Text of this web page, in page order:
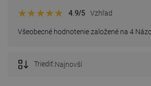
Všeobecné hodnotenie založené na 4
4.9/5 Vzhľad
Triediť:Najnovší